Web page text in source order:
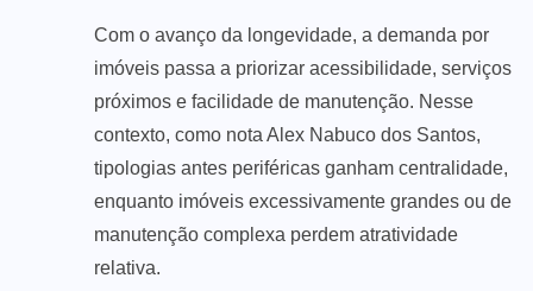
Com o avanço da longevidade, a demanda por
imóveis passa a priorizar acessibilidade, serviços
próximos e facilidade de manutenção. Nesse
contexto, como nota Alex Nabuco dos Santos,
tipologias antes periféricas ganham centralidade,
enquanto imóveis excessivamente grandes ou de
manutenção complexa perdem atratividade
relativa.